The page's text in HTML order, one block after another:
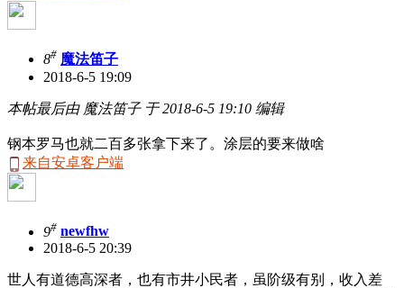
8# 魔法笛子
2018-6-5 19:09
本帖最后由 魔法笛子 于 2018-6-5 19:10 编辑
钢本罗马也就二百多张拿下来了。涂层的要来做啥
来自安卓客户端
9# newfhw
2018-6-5 20:39
世人有道德高深者，也有市井小民者，虽阶级有别，收入差